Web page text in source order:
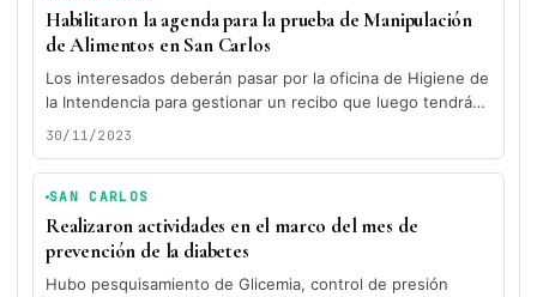
Habilitaron la agenda para la prueba de Manipulación
de Alimentos en San Carlos
Los interesados deberán pasar por la oficina de Higiene de
la Intendencia para gestionar un recibo que luego tendrán
que...
30/11/2023
SAN CARLOS
Realizaron actividades en el marco del mes de
prevención de la diabetes
Hubo pesquisamiento de Glicemia, control de presión